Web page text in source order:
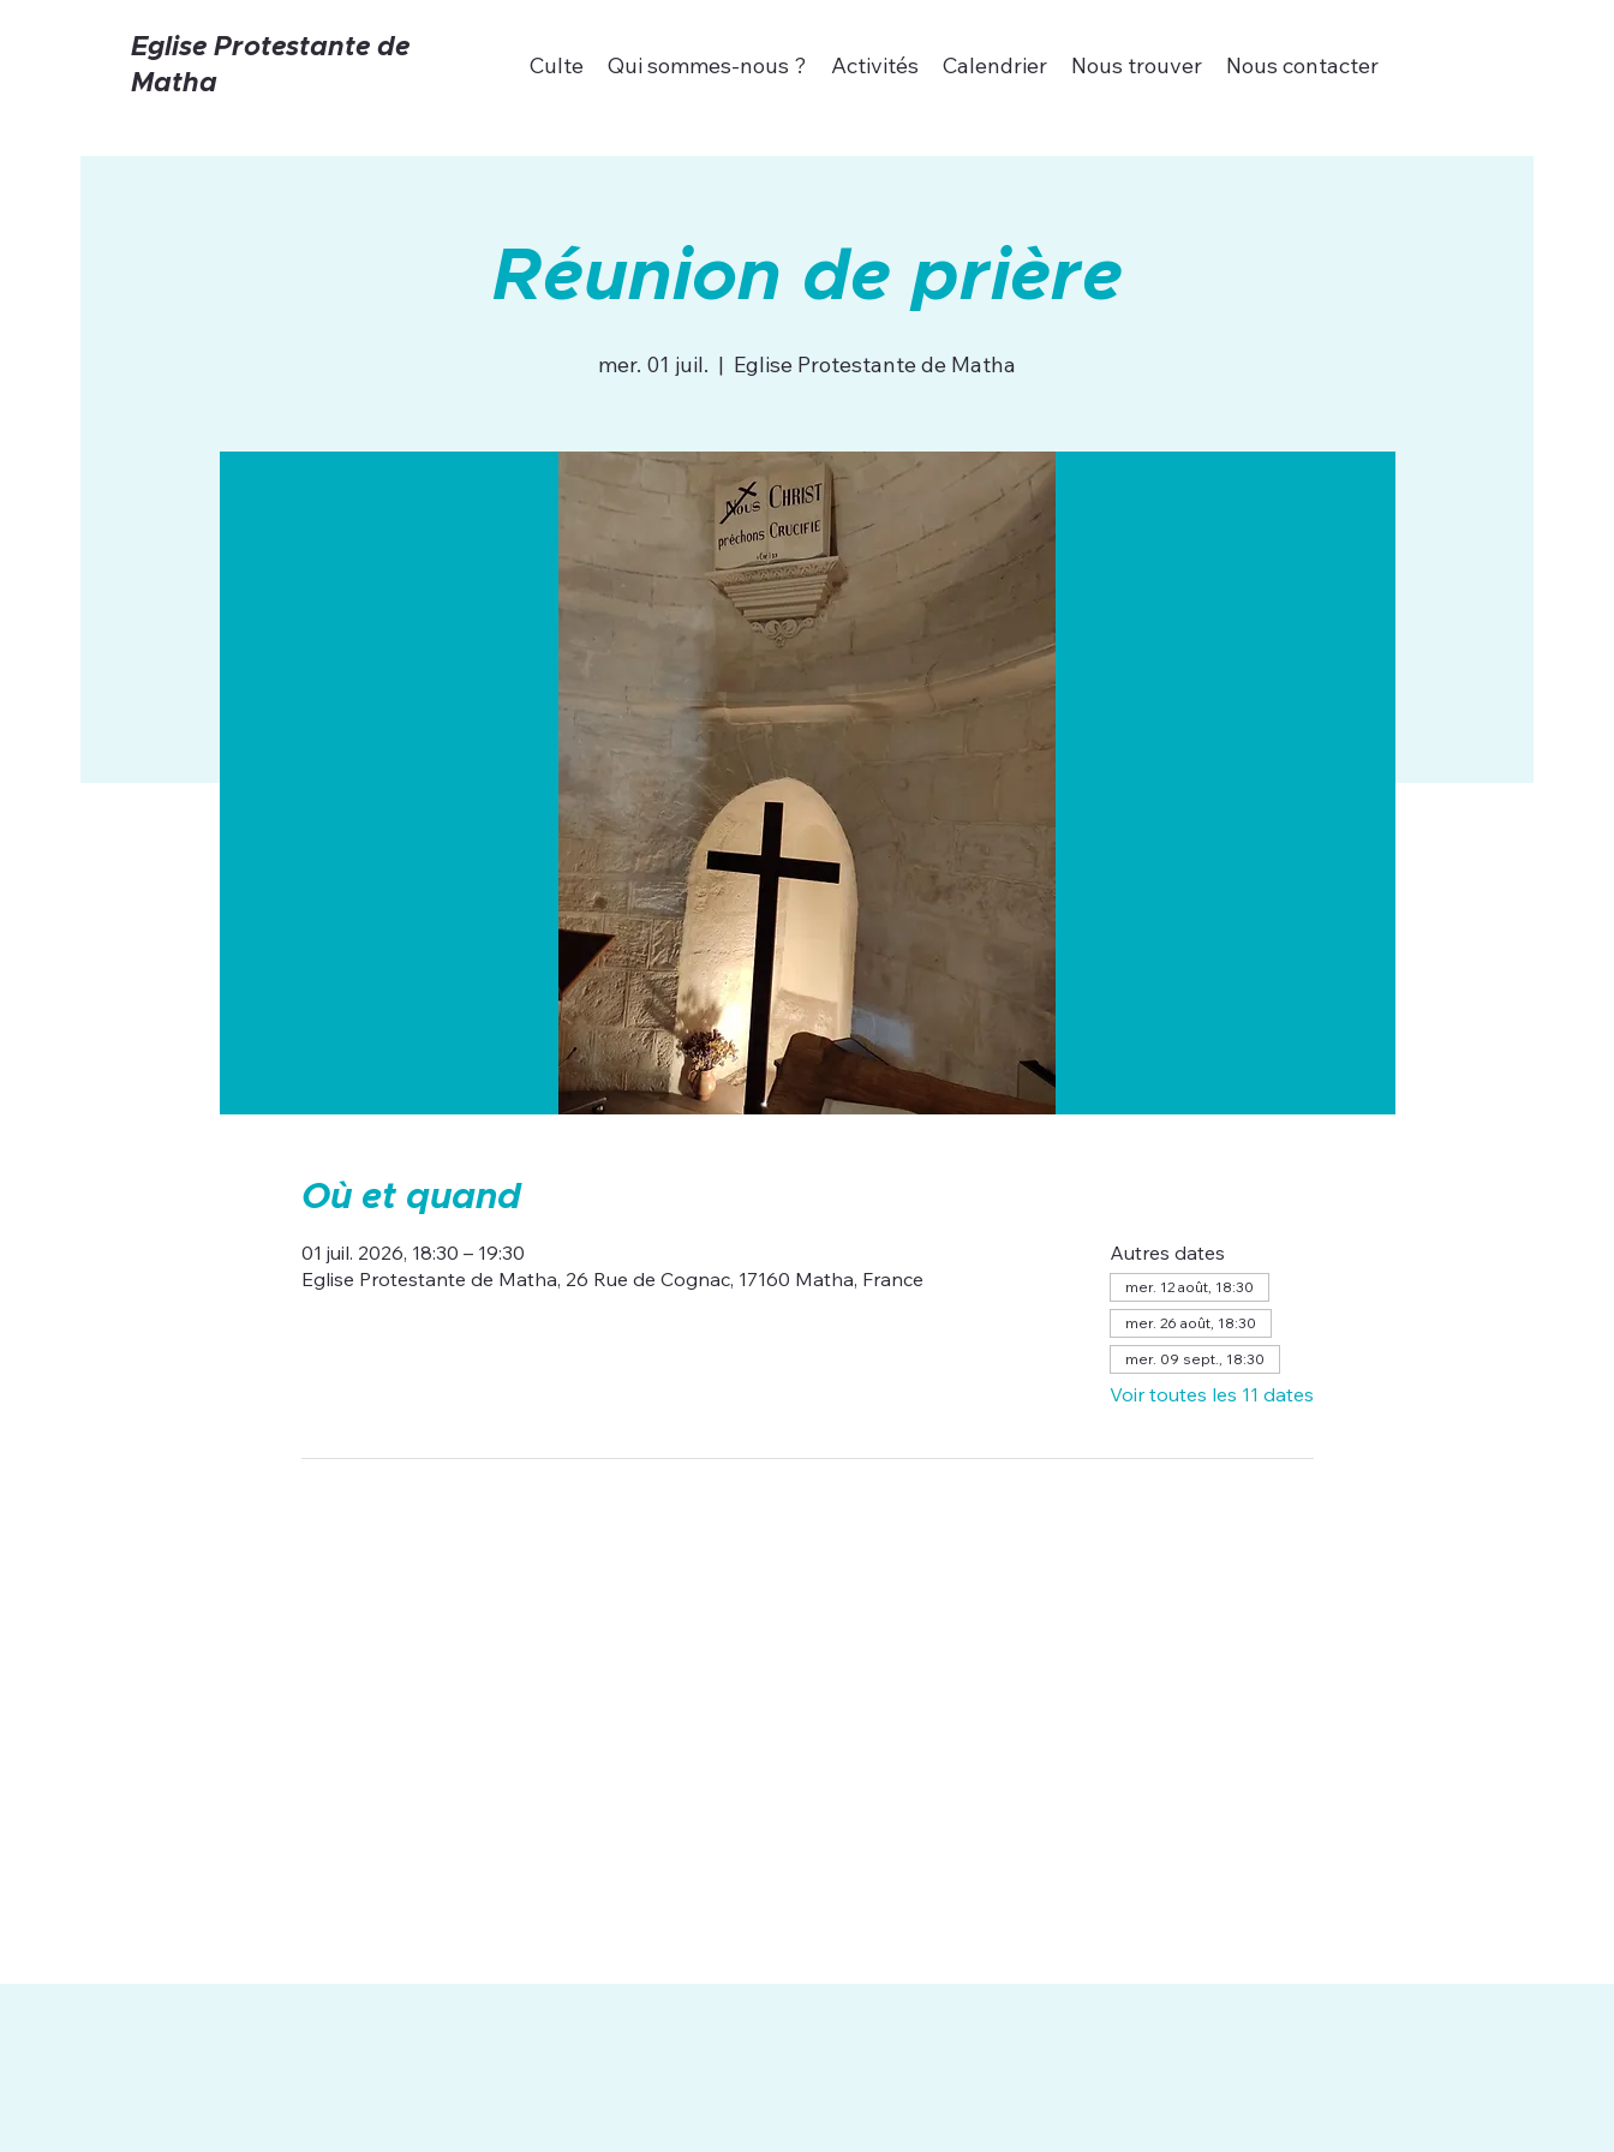
Eglise Protestante de
Matha
Culte Qui sommes-nous ? Activités Calendrier Nous trouver Nous contacter
Réunion de prière
mer. 01 juil.
  |
Eglise Protestante de Matha
Où et quand
01 juil. 2026, 18:30 – 19:30
Eglise Protestante de Matha, 26 Rue de Cognac, 17160 Matha, France
Autres dates
mer. 12 août, 18:30
mer. 26 août, 18:30
mer. 09 sept., 18:30
Voir toutes les 11 dates